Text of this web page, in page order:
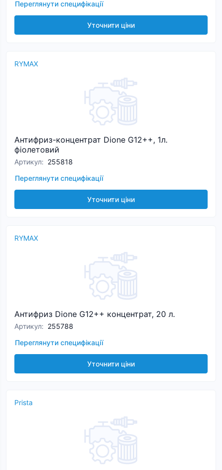
Переглянути специфікації
Уточнити ціни
RYMAX
Антифриз-концентрат Dione G12++, 1л.
фіолетовий
Артикул: 255818
Переглянути специфікації
Уточнити ціни
RYMAX
Антифриз Dione G12++ концентрат, 20 л.
Артикул: 255788
Переглянути специфікації
Уточнити ціни
Prista